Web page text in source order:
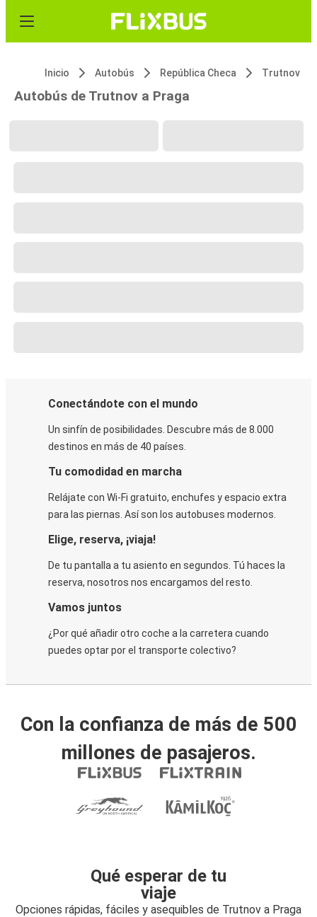
Inicio Autobús República Checa Trutnov
Autobús de Trutnov a Praga
Conectándote con el mundo
Un sinfín de posibilidades. Descubre más de 8.000
destinos en más de 40 países.
Tu comodidad en marcha
Relájate con Wi-Fi gratuito, enchufes y espacio extra
para las piernas. Así son los autobuses modernos.
Elige, reserva, ¡viaja!
De tu pantalla a tu asiento en segundos. Tú haces la
reserva, nosotros nos encargamos del resto.
Vamos juntos
¿Por qué añadir otro coche a la carretera cuando
puedes optar por el transporte colectivo?
Con la confianza de más de 500
millones de pasajeros.
Qué esperar de tu
viaje
Opciones rápidas, fáciles y asequibles de Trutnov a Praga